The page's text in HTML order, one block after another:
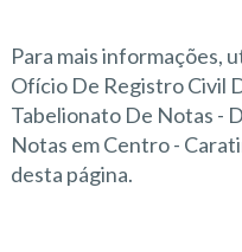
Para mais informações,
Ofício De Registro Civil
Tabelionato De Notas -
Notas em Centro -
desta página.